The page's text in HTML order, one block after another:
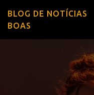
BLOG DE NOTÍCIAS
BOAS